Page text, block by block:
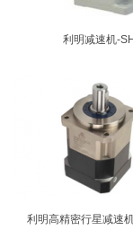
利明减速机-SH
利明高精密行星减速